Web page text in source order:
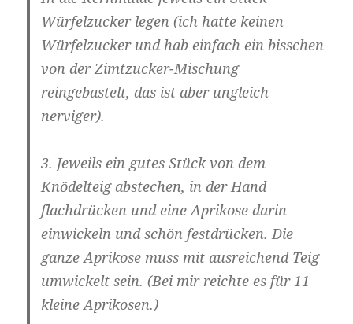
Würfelzucker legen (ich hatte keinen
Würfelzucker und hab einfach ein bisschen
von der Zimtzucker-Mischung
reingebastelt, das ist aber ungleich
nerviger).
3. Jeweils ein gutes Stück von dem
Knödelteig abstechen, in der Hand
flachdrücken und eine Aprikose darin
einwickeln und schön festdrücken. Die
ganze Aprikose muss mit ausreichend Teig
umwickelt sein. (Bei mir reichte es für 11
kleine Aprikosen.)